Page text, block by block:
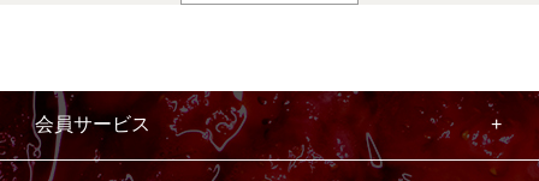
会員サービス